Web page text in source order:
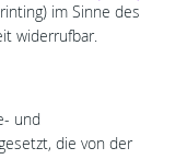
im Sinne des
widerrufbar.
und
die von der